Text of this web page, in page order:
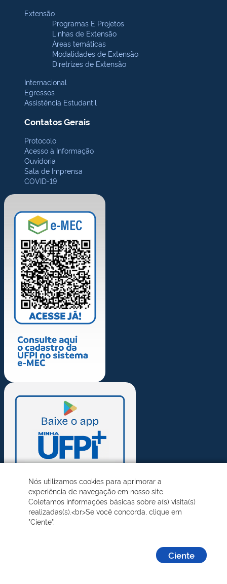
Extensão
Programas E Projetos
Linhas de Extensão
Áreas temáticas
Modalidades de Extensão
Diretrizes de Extensão
Internacional
Egressos
Assistência Estudantil
Contatos Gerais
Protocolo
Acesso à Informação
Ouvidoria
Sala de Imprensa
COVID-19
Nós utilizamos cookies para aprimorar a
experiência de navegação em nosso site.
Coletamos informações básicas sobre a(s) visita(s)
realizadas(s).<br>Se você concorda, clique em
"Ciente".
Ciente